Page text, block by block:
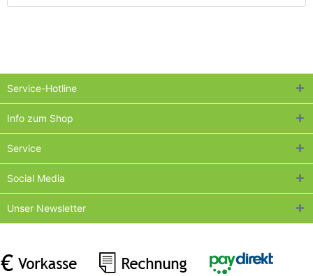
Service-Hotline
Info zum Shop
Service
Social Media
Unser Newsletter